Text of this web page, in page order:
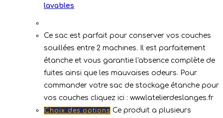
lavables
Ce sac est parfait pour conserver vos couches
souillées entre 2 machines. Il est parfaitement
étanche et vous garantie l'absence complète de
fuites ainsi que les mauvaises odeurs. Pour
commander votre sac de stockage étanche pour
vos couches cliquez ici : www.latelierdeslanges.fr
Choix des options Ce produit a plusieurs